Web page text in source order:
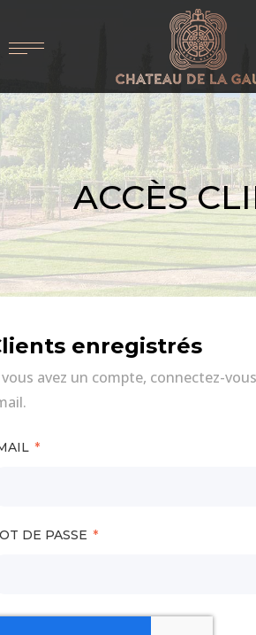
ACCÈS
enregistrés
vous avez un compte, connectez-
DE PASSE